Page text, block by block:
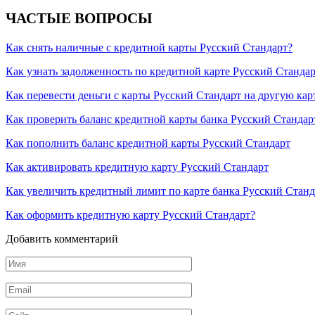
ЧАСТЫЕ ВОПРОСЫ
Как снять наличные с кредитной карты Русский Стандарт?
Как узнать задолженность по кредитной карте Русский
Как перевести деньги с карты Русский Стандарт на другую
Как проверить баланс кредитной карты банка Русский
Как пополнить баланс кредитной карты Русский Стандарт
Как активировать кредитную карту Русский Стандарт
Как увеличить кредитный лимит по карте банка Русский
Как оформить кредитную карту Русский Стандарт?
Добавить комментарий
Имя
*
Email
*